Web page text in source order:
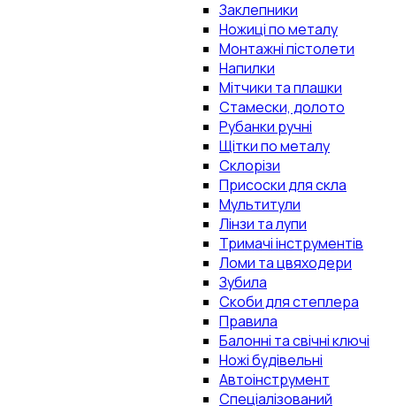
Заклепники
Ножиці по металу
Монтажні пістолети
Напилки
Мітчики та плашки
Стамески, долото
Рубанки ручні
Щітки по металу
Склорізи
Присоски для скла
Мультитули
Лінзи та лупи
Тримачі інструментів
Ломи та цвяходери
Зубила
Скоби для степлера
Правила
Балонні та свічні ключі
Ножі будівельні
Автоінструмент
Спеціалізований